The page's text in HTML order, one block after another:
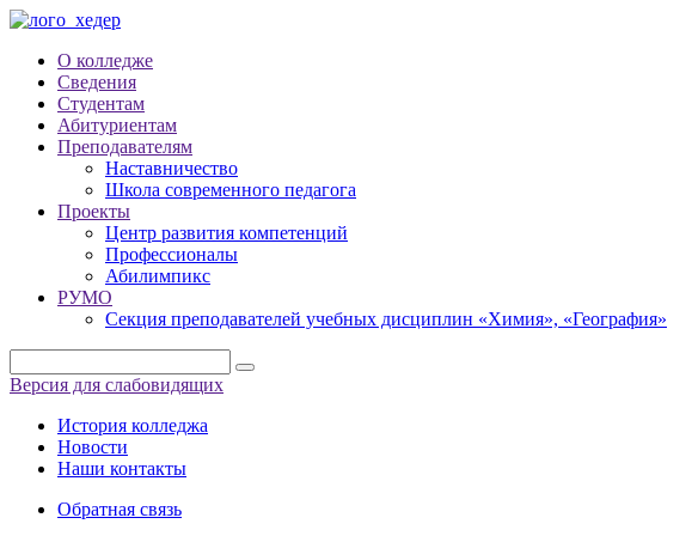
О колледже
Сведения
Студентам
Абитуриентам
Преподавателям
Наставничество
Школа современного педагога
Проекты
Центр развития компетенций
Профессионалы
Абилимпикс
РУМО
Секция преподавателей учебных дисциплин «Химия», «География»
Версия для слабовидящих
История колледжа
Новости
Наши контакты
Обратная связь